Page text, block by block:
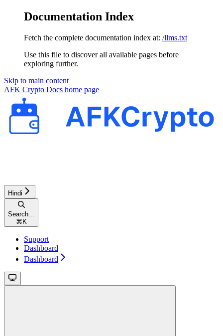
Documentation Index
Fetch the complete documentation index at: /llms.txt
Use this file to discover all available pages before
exploring further.
Skip to main content
AFK Crypto Docs home page
Hindi
Search...
⌘ K
Support
Dashboard
Dashboard